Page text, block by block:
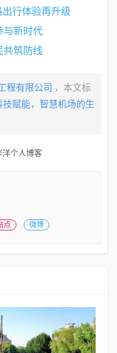
行体验再升级
与新时代
共筑防线
程有限公司 ，本文标
技赋能，智慧机场的生
洋个人博客
点 微博